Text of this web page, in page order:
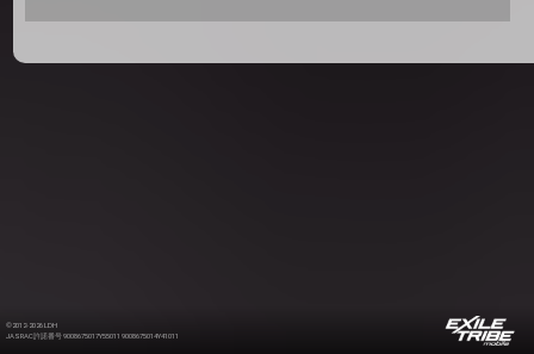
©2012-2026 LDH
JASRAC許諾番号 9008675017Y55011 9008675014Y41011